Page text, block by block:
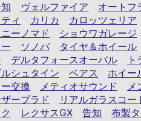
ヴェルファイア オートフ
ィ カリカ カロッツェリア
ーノマド ショウワガレージ
ソノバ タイヤ＆ホイール
デルタフォースオーバル
ルシュタイン ベアス ホイー
交換 メティオサウンド メ
ープラド リアルガラスコー
レクサスGX 告知 布製